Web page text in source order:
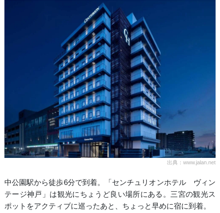
出典：www.jalan.net
中公園駅から徒歩6分で到着。「センチュリオンホテル ヴィン
テージ神戸」は観光にちょうど良い場所にある。三宮の観光ス
ポットをアクティブに巡ったあと、ちょっと早めに宿に到着。